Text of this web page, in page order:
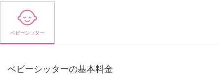
ベビーシッター
ベビーシッターの基本料金